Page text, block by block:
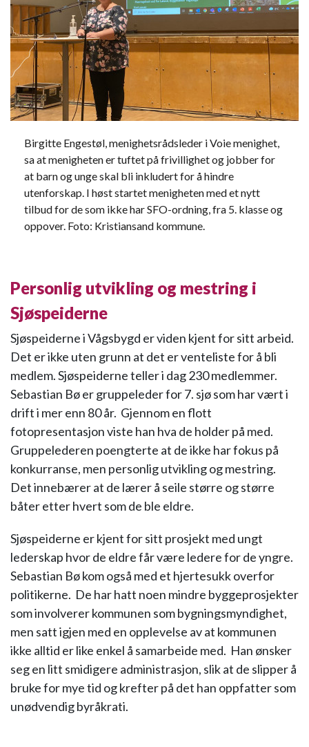
Birgitte Engestøl, menighetsrådsleder i Voie menighet,
sa at menigheten er tuftet på frivillighet og jobber for
at barn og unge skal bli inkludert for å hindre
utenforskap. I høst startet menigheten med et nytt
tilbud for de som ikke har SFO-ordning, fra 5. klasse og
oppover. Foto: Kristiansand kommune.
Personlig utvikling og mestring i
Sjøspeiderne
Sjøspeiderne i Vågsbygd er viden kjent for sitt arbeid.
Det er ikke uten grunn at det er venteliste for å bli
medlem. Sjøspeiderne teller i dag 230 medlemmer.
Sebastian Bø er gruppeleder for 7. sjø som har vært i
drift i mer enn 80 år. Gjennom en flott
fotopresentasjon viste han hva de holder på med.
Gruppelederen poengterte at de ikke har fokus på
konkurranse, men personlig utvikling og mestring.
Det innebærer at de lærer å seile større og større
båter etter hvert som de ble eldre.
Sjøspeiderne er kjent for sitt prosjekt med ungt
lederskap hvor de eldre får være ledere for de yngre.
Sebastian Bø kom også med et hjertesukk overfor
politikerne. De har hatt noen mindre byggeprosjekter
som involverer kommunen som bygningsmyndighet,
men satt igjen med en opplevelse av at kommunen
ikke alltid er like enkel å samarbeide med. Han ønsker
seg en litt smidigere administrasjon, slik at de slipper å
bruke for mye tid og krefter på det han oppfatter som
unødvendig byråkrati.